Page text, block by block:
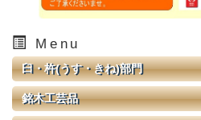
Menu
臼・杵(うす・きね)部門
銘木工芸品